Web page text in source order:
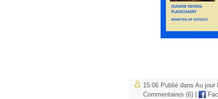
15:06 Publié dans Au jour
Commentaires (6)